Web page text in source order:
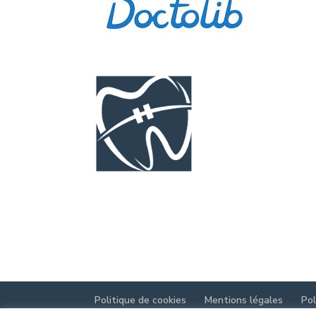
Politique de cookies Mentions légales